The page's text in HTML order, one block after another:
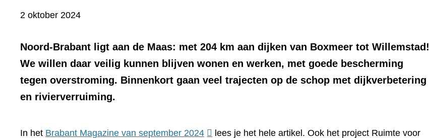
2 oktober 2024
Noord-Brabant ligt aan de Maas: met 204 km aan dijken van Boxmeer tot Willemstad!
We willen daar veilig kunnen blijven wonen en werken, met goede bescherming
tegen overstroming. Binnenkort gaan veel trajecten op de schop met dijkverbetering
en rivierverruiming.
In het Brabant Magazine van september 2024(verwijst
lees je het hele artikel. Ook het project Ruimte voor